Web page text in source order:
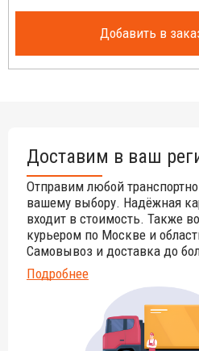
Добавить в
Доставим в ваш
Отправим любой
вашему выбору. Надёжная
входит в стоимость. Также
курьером по Москве и
Самовывоз и доставка до
Подробнее